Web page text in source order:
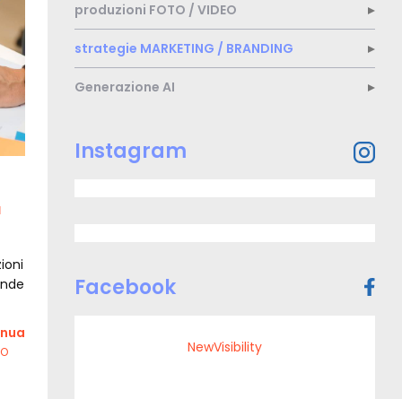
produzioni FOTO / VIDEO
strategie MARKETING / BRANDING
GenerazioneAI
Trovaci
sui
Instagram
Facebook
NewVisibility